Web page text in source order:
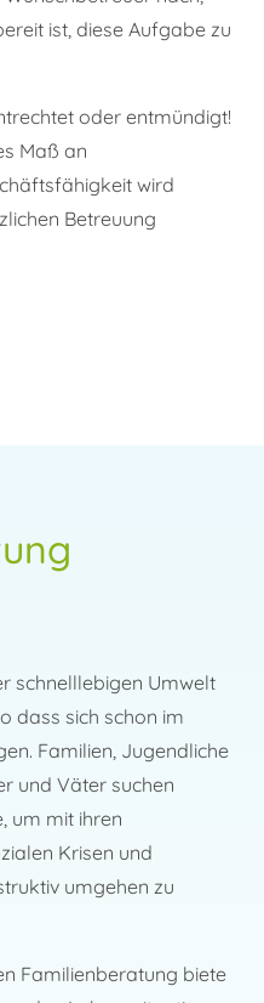
ist, diese Aufgabe zu
oder entmündigt!
Maß an
wird
Betreuung
schnelllebigen Umwelt
dass sich schon im
Familien, Jugendliche
und Väter suchen
um mit ihren
Krisen und
umgehen zu
Familienberatung biete